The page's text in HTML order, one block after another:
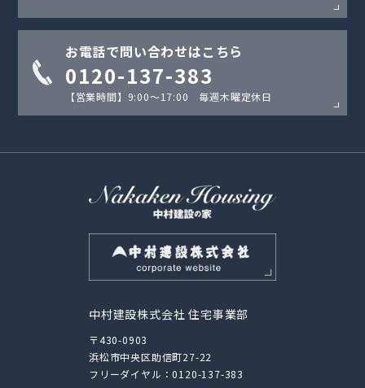
お電話で問い合わせはこちら
0120-137-383
【営業時間】9:00〜17:00 毎週木曜定休日
中村建設株式会社 住宅事業部
〒430-0903
浜松市中央区助信町27-22
フリーダイヤル：0120-137-383